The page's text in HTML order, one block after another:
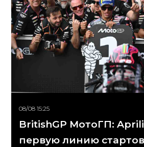
08/08 15:25
BritishGP МотоГП:
первую линию